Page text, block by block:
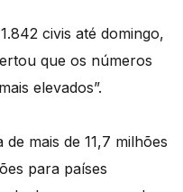
civis até domingo,
que os números
elevados”.
mais de 11,7 milhões
para países